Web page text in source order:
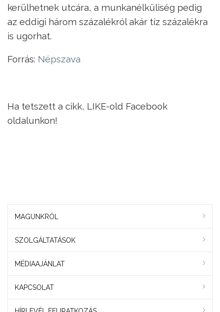
kerülhetnek utcára, a munkanélküliség pedig
az eddigi három százalékról akár tíz százalékra
is ugorhat.
Forrás: Népszava
Ha tetszett a cikk, LIKE-old Facebook
oldalunkon!
MAGUNKRÓL
SZOLGÁLTATÁSOK
MÉDIAAJÁNLAT
KAPCSOLAT